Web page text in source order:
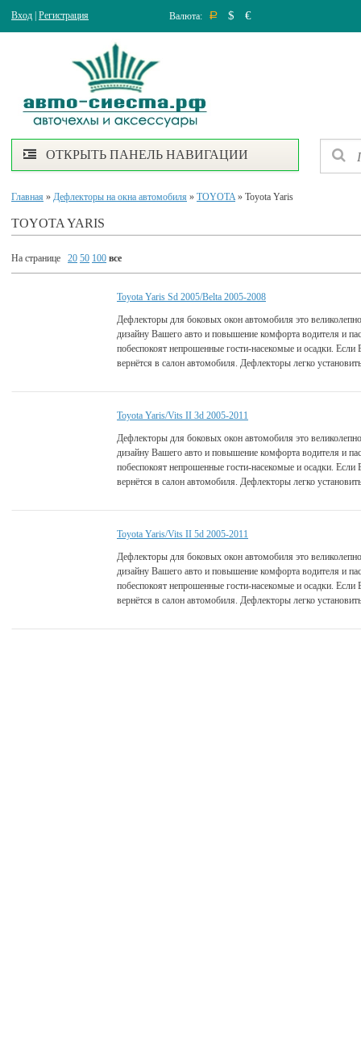
Вход Регистрация Валюта: Р $ €
ОТКРЫТЬ ПАНЕЛЬ НАВИГАЦИИ
Главная » Дефлекторы на окна автомобиля » TOYOTA» Toyota Yaris
TOYOTA YARIS
На странице 20 50 100 все
Toyota Yaris Sd 2005/Belta 2005-2008
Дефлекторы для боковых окон автомобиля это
дизайну Вашего авто и повышение комфорта водителя и
побеспокоят непрошенные гости-насекомые и осадки.
вернётся в салон автомобиля. Дефлекторы легко
Toyota Yaris/Vits II 3d 2005-2011
Дефлекторы для боковых окон автомобиля это
дизайну Вашего авто и повышение комфорта водителя и
побеспокоят непрошенные гости-насекомые и осадки.
вернётся в салон автомобиля. Дефлекторы легко
Toyota Yaris/Vits II 5d 2005-2011
Дефлекторы для боковых окон автомобиля это
дизайну Вашего авто и повышение комфорта водителя и
побеспокоят непрошенные гости-насекомые и осадки.
вернётся в салон автомобиля. Дефлекторы легко